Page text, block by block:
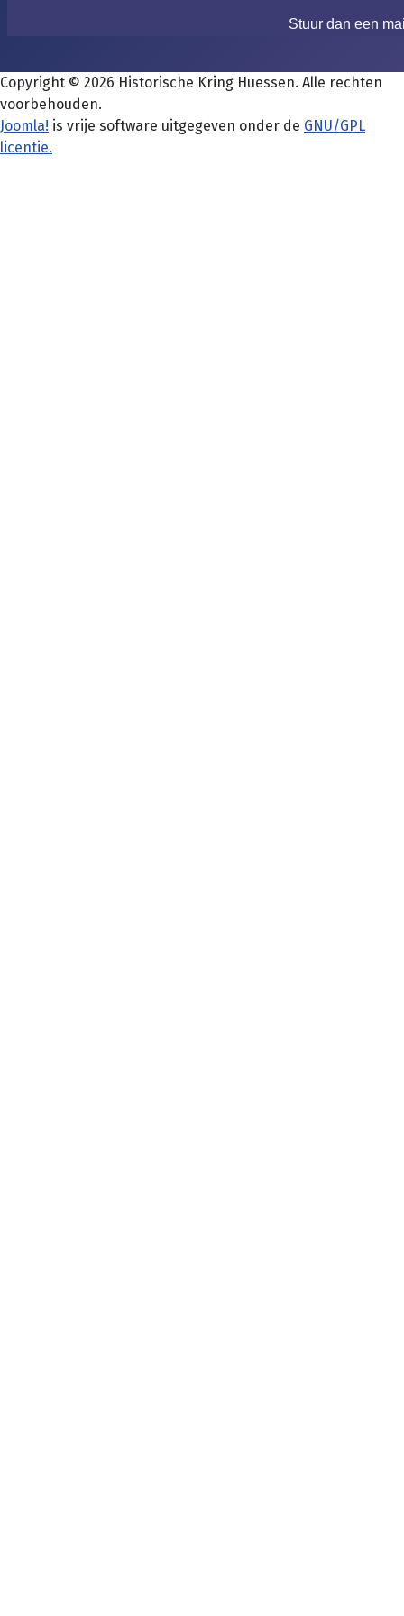
Stuur dan een
Copyright © 2026 Historische Kring Huessen. Alle rechten
voorbehouden.
Joomla! is vrije software uitgegeven onder de GNU/GPL
licentie.